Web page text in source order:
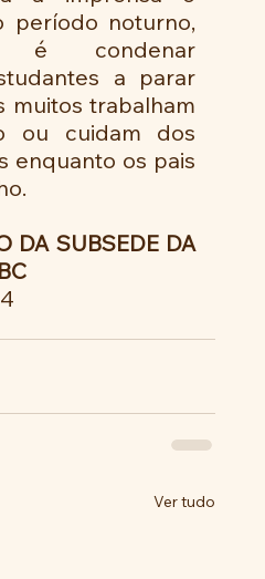
período noturno,
é condenar
a parar
muitos trabalham
ou cuidam dos
enquanto os pais
DA SUBSEDE DA
Ver tudo